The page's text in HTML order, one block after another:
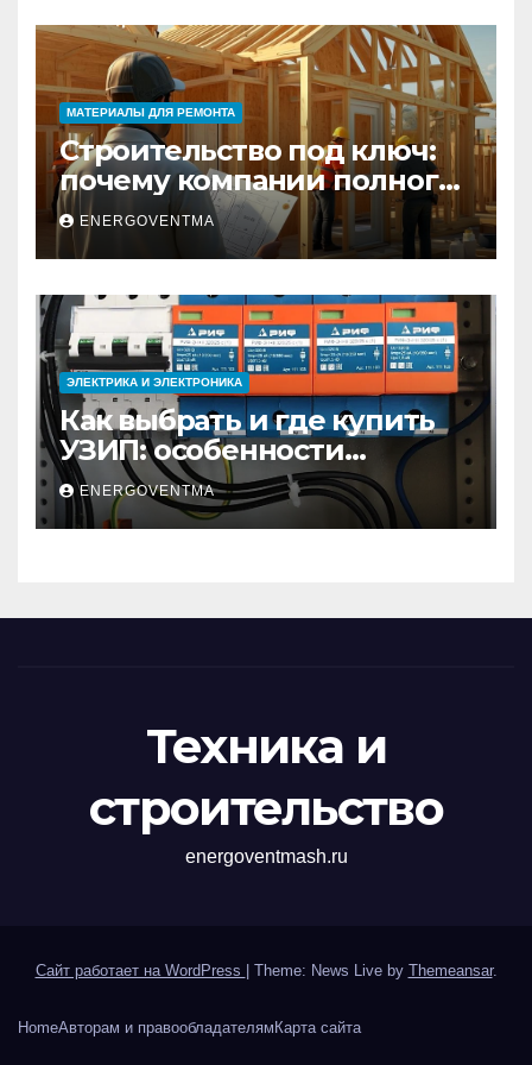
МАТЕРИАЛЫ ДЛЯ РЕМОНТА
Строительство под ключ:
почему компании полного
цикла меняют рынок
недвижимости
ENERGOVENTMA
ЭЛЕКТРИКА И ЭЛЕКТРОНИКА
Как выбрать и где купить
УЗИП: особенности
устройств защиты от
импульсных
перенапряжений
ENERGOVENTMA
Техника и
строительство
energoventmash.ru
Сайт работает на WordPress Theme: News Live by Themeansar.
HomeАвторам и правообладателям Карта сайта